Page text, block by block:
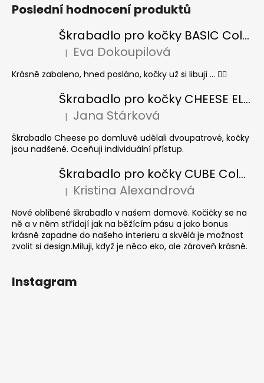
Poslední hodnocení produktů
Škrabadlo pro kočky BASIC Colour
Hodnocení produktu je 5 z 5 hvězdiček.
| Eva Dokoupilová
Krásně zabaleno, hned posláno, kočky už si libují ... 👍🏻
Škrabadlo pro kočky CHEESE ELIPSE colour
Hodnocení produktu je 5 z 5 hvězdiček.
| Jana Stárková
Škrabadlo Cheese po domluvě udělali dvoupatrové, kočky
jsou nadšené. Oceňuji individuální přístup.
Škrabadlo pro kočky CUBE Colour
Hodnocení produktu je 5 z 5 hvězdiček.
| Kristina Alexandrová
Nové oblíbené škrabadlo v našem domově. Kočičky se na
ně a v něm střídají jak na běžícím pásu a jako bonus
krásně zapadne do našeho interieru a skvělá je možnost
zvolit si design.Miluji, když je něco eko, ale zároveň krásné.
Instagram